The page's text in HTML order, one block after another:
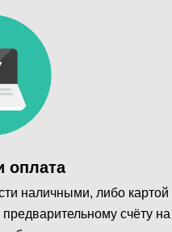
оплата
наличными, либо картой
счёту на